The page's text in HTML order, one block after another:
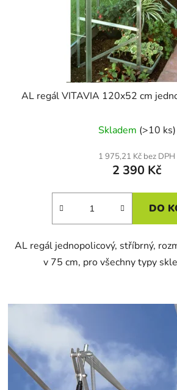
AL regál VITAVIA 120x52 cm
Skladem (>10 ks)
1 975,21 Kč bez DPH
2 390 Kč
DO
AL regál jednopolicový, stříbrný,
v 75 cm, pro všechny typy